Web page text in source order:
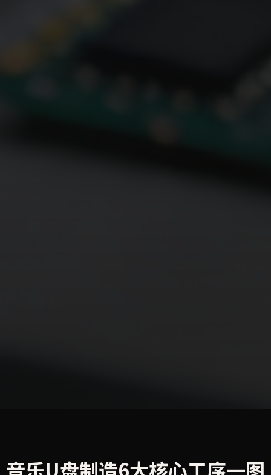
音乐U盘制造6大核心工序一图